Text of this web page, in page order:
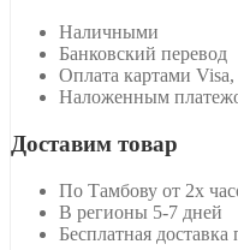
Наличными
Банковский перевод
Оплата картами
Наложенным
Доставим товар
По Тамбову от 2х
В регионы 5-7 дней
Бесплатная